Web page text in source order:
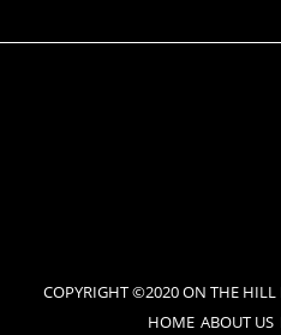
COPYRIGHT ©2020 ON THE
HOME ABOUT US